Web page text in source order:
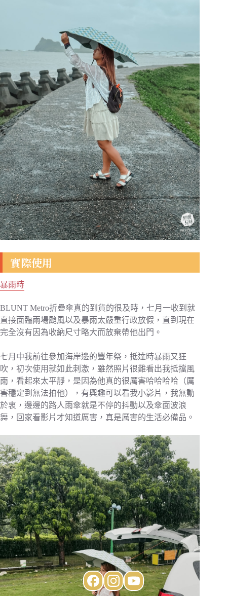
實際使用
暴雨時
BLUNT Metro折疊傘真的到貨的很及時，七月一收到就
直接面臨兩場颱風以及暴雨太嚴重行政放假，直到現在
完全沒有因為收納尺寸略大而放棄帶他出門。
七月中我前往參加海岸邊的豐年祭，抵達時暴雨又狂
吹，初次使用就如此刺激，雖然照片很難看出我抵擋風
雨，看起來太平靜，是因為他真的很厲害哈哈哈哈（厲
害穩定到無法拍他），有興趣可以看我小影片，我無動
於衷，邊邊的路人雨傘就是不停的抖動以及傘面波浪
舞，回家看影片才知道厲害，真是厲害的生活必備品。